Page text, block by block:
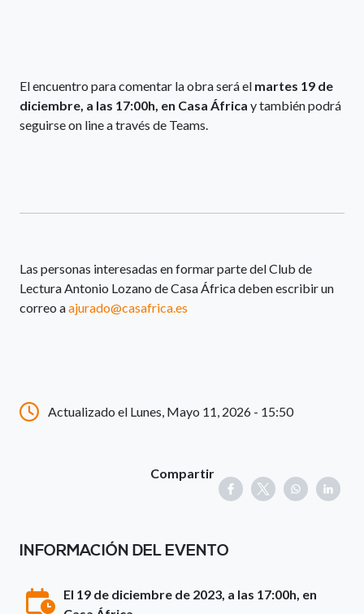
El encuentro para comentar la obra será el martes 19 de
diciembre, a las 17:00h, en Casa África y también podrá
seguirse on line a través de Teams.
Las personas interesadas en formar parte del Club de
Lectura Antonio Lozano de Casa África deben escribir un
correo aajurado@casafrica.es
Actualizado el Lunes, Mayo 11, 2026 - 15:50
Compartir
INFORMACIÓN DEL EVENTO
El 19 de diciembre de 2023, a las 17:00h, en